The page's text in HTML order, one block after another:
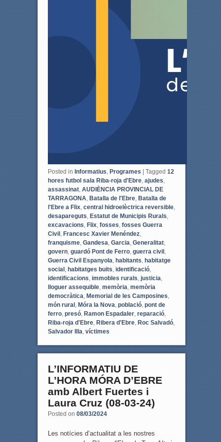
Posted in Informatius Programes | Tagged 12
hores futbol sala Riba-roja d'Ebre, ajudes
assassinat, AUDIÈNCIA PROVINCIAL DE
TARRAGONA Batalla de l'Ebre, Batalla de
l'Ebre a Flix, central hidroelèctrica reversible,
desapareguts Estatut de Municipis Rurals
excavacions Flix, fosses fosses Guerra
Civil, Francesc Xavier Menéndez,
franquisme, Gandesa Garcia Generalitat,
govern, guardó Pont de Ferro, guerra civil,
Guerra Civil Espanyola habitants habitatge
social, habitatges buits identificació,
identificacions immobles rurals justicia
lloguer assequible, memòria memòria
democràtica Memorial de les Camposines
món rural, Móra la Nova població, pont de
ferro, presó, Ramon Espadaler, reparació,
Riba-roja d'Ebre, Ribera d'Ebre, Roc Salvadó,
Salvador Illa víctimes
L’INFORMATIU DE
L’HORA MÓRA D’EBRE
amb Albert Fuertes i
Laura Cruz (08-03-24)
Posted on 08/03/2024
Les notícies d’actualitat a les nostres